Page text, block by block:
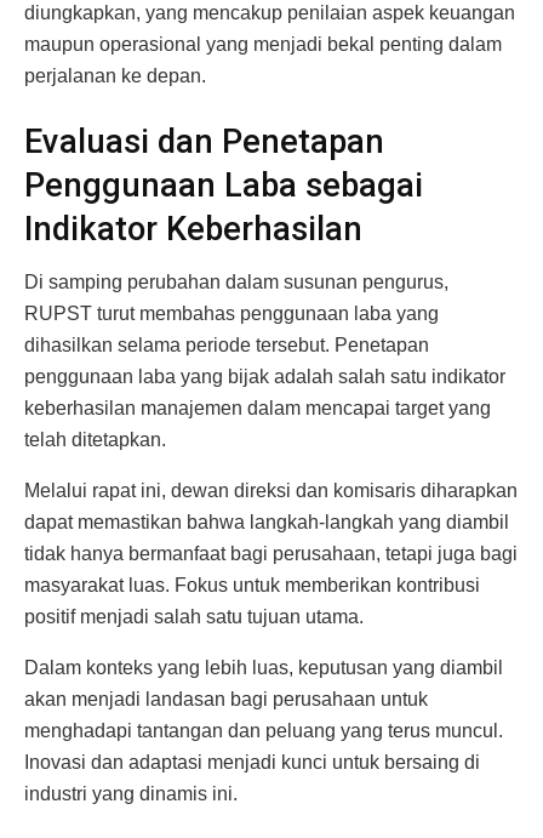
diungkapkan, yang mencakup penilaian aspek keuangan
maupun operasional yang menjadi bekal penting dalam
perjalanan ke depan.
Evaluasi dan Penetapan
Penggunaan Laba sebagai
Indikator Keberhasilan
Di samping perubahan dalam susunan pengurus,
RUPST turut membahas penggunaan laba yang
dihasilkan selama periode tersebut. Penetapan
penggunaan laba yang bijak adalah salah satu indikator
keberhasilan manajemen dalam mencapai target yang
telah ditetapkan.
Melalui rapat ini, dewan direksi dan komisaris diharapkan
dapat memastikan bahwa langkah-langkah yang diambil
tidak hanya bermanfaat bagi perusahaan, tetapi juga bagi
masyarakat luas. Fokus untuk memberikan kontribusi
positif menjadi salah satu tujuan utama.
Dalam konteks yang lebih luas, keputusan yang diambil
akan menjadi landasan bagi perusahaan untuk
menghadapi tantangan dan peluang yang terus muncul.
Inovasi dan adaptasi menjadi kunci untuk bersaing di
industri yang dinamis ini.